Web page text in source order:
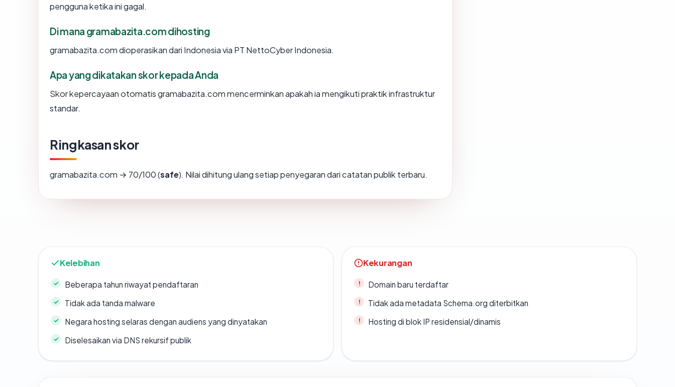
pengguna ketika ini gagal.
Di mana gramabazita.com dihosting
gramabazita.com dioperasikan dari Indonesia via PT NettoCyber Indonesia.
Apa yang dikatakan skor kepada Anda
Skor kepercayaan otomatis gramabazita.com mencerminkan apakah ia mengikuti praktik infrastruktur
standar.
Ringkasan skor
gramabazita.com → 70/100 (safe). Nilai dihitung ulang setiap penyegaran dari catatan publik terbaru.
Kelebihan
Beberapa tahun riwayat pendaftaran
Tidak ada tanda malware
Negara hosting selaras dengan audiens yang dinyatakan
Diselesaikan via DNS rekursif publik
Kekurangan
Domain baru terdaftar
Tidak ada metadata Schema.org diterbitkan
Hosting di blok IP residensial/dinamis